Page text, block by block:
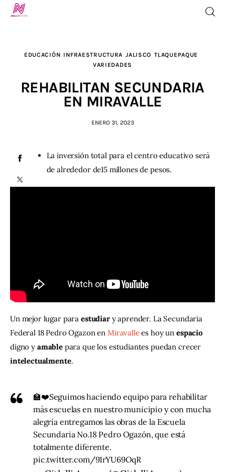
TV en Vivo
Jalisco Noticias
Jalisco TV
EDUCACIÓN INFRAESTRUCTURA JALISCO TLAQUEPAQUE
VARIEDADES
REHABILITAN SECUNDARIA
EN MIRAVALLE
ENERO 31, 2023
La inversión total para el centro educativo será
de alrededor de15 millones de pesos.
Un mejor lugar para estudiar y aprender. La Secundaria
Federal 18 Pedro Ogazon en Miravalle es hoy un espacio
digno y amable para que los estudiantes puedan crecer
intelectualmente.
🏫❤️Seguimos haciendo equipo para rehabilitar
más escuelas en nuestro municipio y con mucha
alegría entregamos las obras de la Escuela
Secundaria No.18 Pedro Ogazón, que está
totalmente diferente.
pic.twitter.com/91rYU69OqR